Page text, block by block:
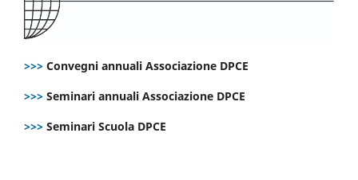
>>> Convegni annuali Associazione DPCE
>>> Seminari annuali Associazione DPCE
>>> Seminari Scuola DPCE